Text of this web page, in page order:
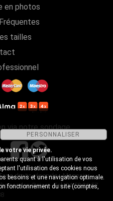
en photos
tailles
via notre sondage
droits réservés - Magasin
les-Bains - Tel. 04 50 26 57
PERSONNALISER
votre vie privée.
quant à l'utilisation de vos
l'utilisation des cookies nous
besoins et une navigation optimale.
fonctionnement du site (comptes,